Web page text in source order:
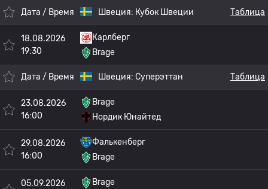
Дата / Время Швеция: Кубок Швеции Таблица
18.08.2026
19:30
Карлберг
Brage
Дата / Время Швеция: Суперэттан Таблица
23.08.2026
16:00
Brage
Нордик Юнайтед
29.08.2026
16:00
Фалькенберг
Brage
05.09.2026
Brage